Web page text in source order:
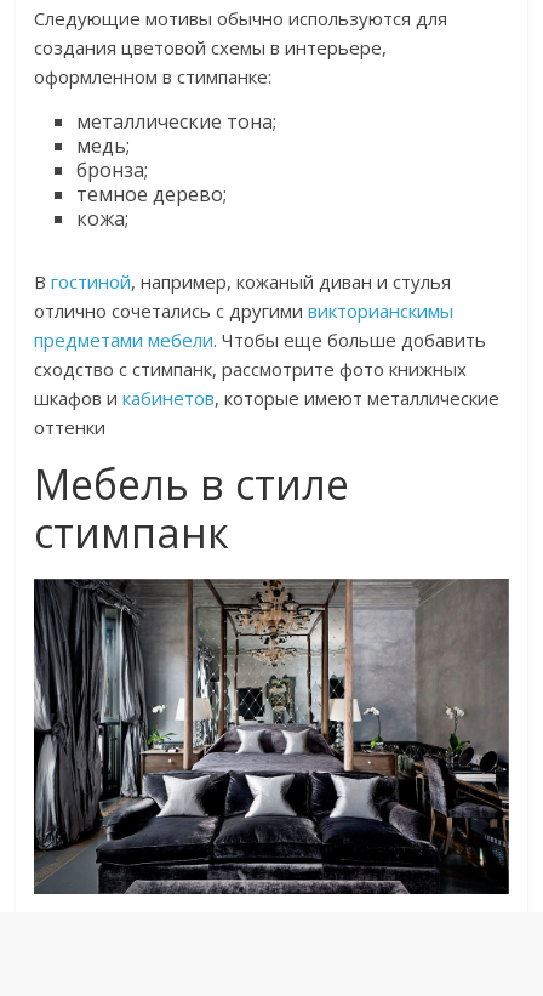
Следующие мотивы обычно используются для
создания цветовой схемы в интерьере,
оформленном в стимпанке:
металлические тона;
медь;
бронза;
темное дерево;
кожа;
Вгостиной, например, кожаный диван и стулья
отлично сочетались с другимивикторианскимы
предметами мебели. Чтобы еще больше добавить
сходство с стимпанк, рассмотрите фото книжных
шкафов икабинетов, которые имеют металлические
оттенки
Мебель в стиле
стимпанк